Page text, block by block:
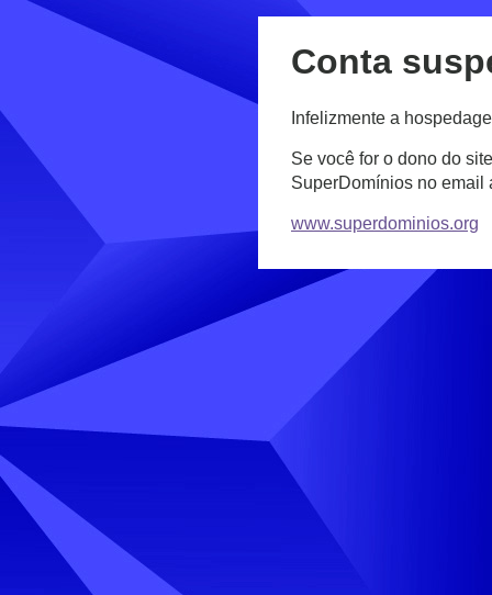
Conta
Infelizmente a
Se você for o dono do
SuperDomínios no email
www.superdominios.org